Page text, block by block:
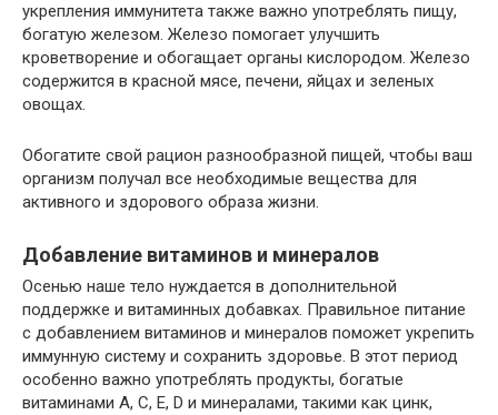
укрепления иммунитета также важно употреблять пищу,
богатую железом. Железо помогает улучшить
кроветворение и обогащает органы кислородом. Железо
содержится в красной мясе, печени, яйцах и зеленых
овощах.
Обогатите свой рацион разнообразной пищей, чтобы ваш
организм получал все необходимые вещества для
активного и здорового образа жизни.
Добавление витаминов и минералов
Осенью наше тело нуждается в дополнительной
поддержке и витаминных добавках. Правильное питание
с добавлением витаминов и минералов поможет укрепить
иммунную систему и сохранить здоровье. В этот период
особенно важно употреблять продукты, богатые
витаминами А, С, Е, D и минералами, такими как цинк,